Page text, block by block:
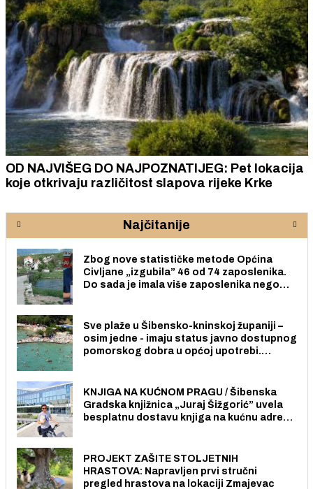
OD NAJVIŠEG DO NAJPOZNATIJEG: Pet lokacija
koje otkrivaju različitost slapova rijeke Krke
Najčitanije
Zbog nove statističke metode Općina
Civljane „izgubila” 46 od 74 zaposlenika.
Do sada je imala više zaposlenika nego
Sve plaže u Šibensko-kninskoj županiji –
osim jedne - imaju status javno dostupnog
pomorskog dobra u općoj upotrebi.
KNJIGA NA KUĆNOM PRAGU / Šibenska
Gradska knjižnica „Juraj Šižgorić” uvela
besplatnu dostavu knjiga na kućnu adresu
PROJEKT ZAŠITE STOLJETNIH
HRASTOVA: Napravljen prvi stručni
pregled hrastova na lokaciji Zmajevac